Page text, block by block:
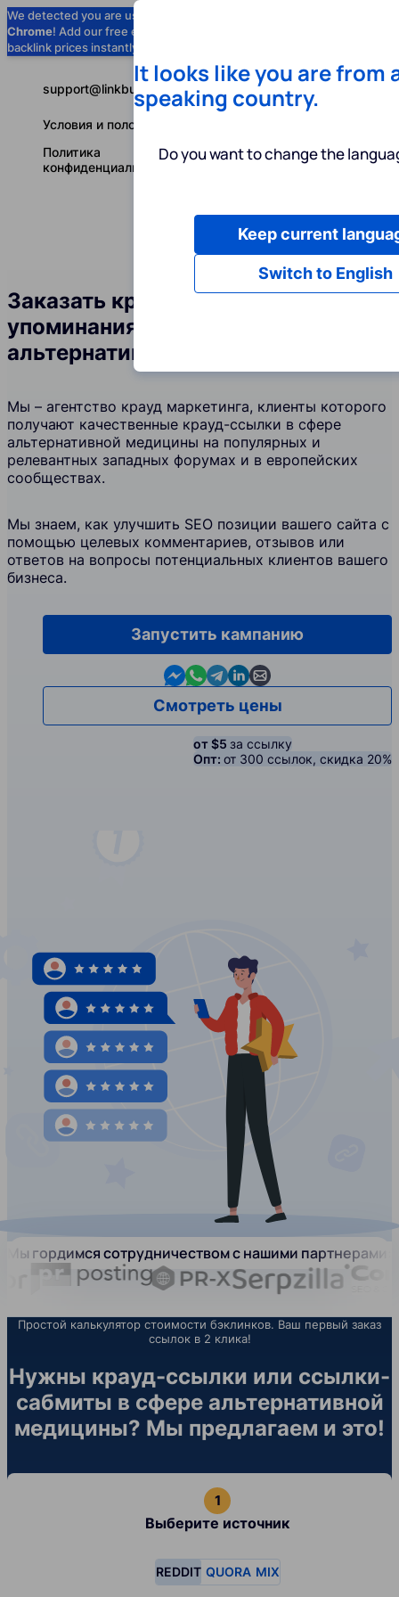
We detected you are using
Chrome! Add our free extension to check
backlink prices instantly as you browse.
Услуги
Русский
support@linkbuilder.com
Условия и положения
Политика
конфиденциальности
Заказать крауд-ссылки и
упоминания бренда в сфере
альтернативной медицины
Мы – агентство крауд маркетинга, клиенты которого
получают качественные крауд-ссылки в сфере
альтернативной медицины на популярных и
релевантных западных форумах и в европейских
сообществах.
Мы знаем, как улучшить SEO позиции вашего сайта с
помощью целевых комментариев, отзывов или
ответов на вопросы потенциальных клиентов вашего
бизнеса.
Запустить кампанию
Contact us in Messenger
Contact us in WhatsApp
Contact us in Telegram
Contact us in Linkedin
Contact us by email
Смотреть цены
от $5 за ссылку
Опт: от 300 ссылок, скидка 20%
Мы гордимся сотрудничеством с нашими партнерами:
Простой калькулятор стоимости бэклинков. Ваш первый заказ
ссылок в 2 клика!
Нужны крауд-ссылки или ссылки-
сабмиты в сфере альтернативной
медицины? Мы предлагаем и это!
Выберите источник
REDDIT QUORA MIX
It looks like you are from
speaking country.
Do you want to change the
Switch to English
Keep current